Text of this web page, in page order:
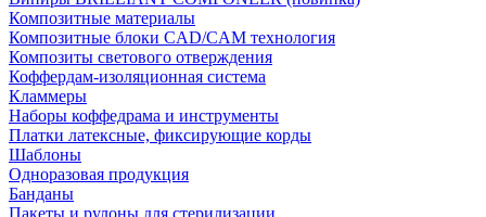
Композитные материалы
Композитные блоки CAD/СAM технология
Композиты светового отверждения
Коффердам-изоляционная система
Кламмеры
Наборы коффедрама и инструменты
Платки латексные, фиксирующие корды
Шаблоны
Одноразовая продукция
Банданы
Пакеты и рулоны для стерилизации